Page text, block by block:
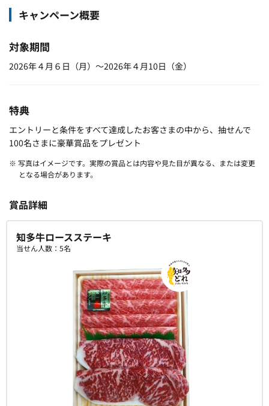
キャンペーン概要
対象期間
2026年４月６日（月）～2026年４月10日（金）
特典
エントリーと条件をすべて達成したお客さまの中から、抽せんで
100名さまに豪華賞品をプレゼント
※ 写真はイメージです。実際の賞品とは内容や見た目が異なる、または変更
となる場合があります。
賞品詳細
知多牛ロースステーキ
当せん人数：5名